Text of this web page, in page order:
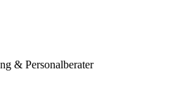
& Personalberater